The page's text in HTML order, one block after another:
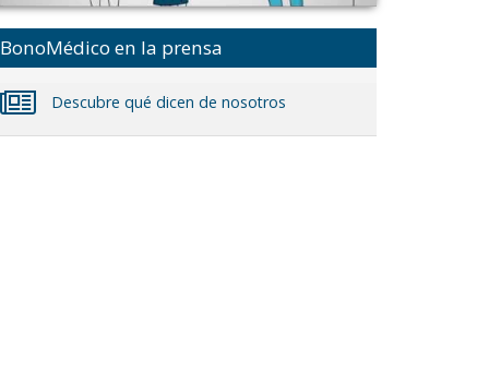
BonoMédico en la prensa
Descubre qué dicen de nosotros